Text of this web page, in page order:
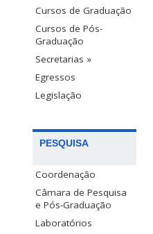
Cursos de Graduação
Cursos de Pós-
Graduação
Secretarias »
Egressos
Legislação
PESQUISA
Coordenação
Câmara de Pesquisa
e Pós-Graduação
Laboratórios